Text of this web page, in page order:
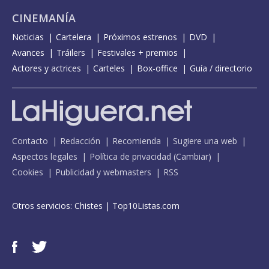
CINEMANÍA
Noticias Cartelera Próximos estrenos
DVD
Avances
Tráilers
Festivales + premios
Actores y actrices
Carteles Box-office Guía / directorio
Contacto Redacción Recomienda
Sugiere una web
Aspectos legales
Política de privacidad (Cambiar)
Cookies
Publicidad y webmasters RSS
Otros servicios: Chistes | Top10Listas.com